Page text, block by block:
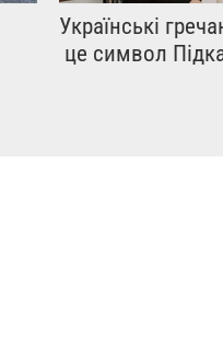
Українські
це символ